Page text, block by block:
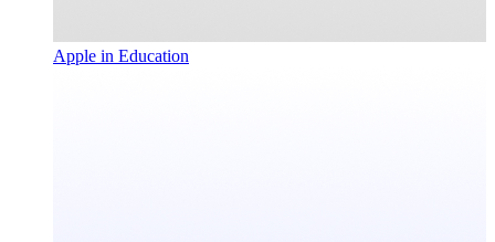
Apple in Education